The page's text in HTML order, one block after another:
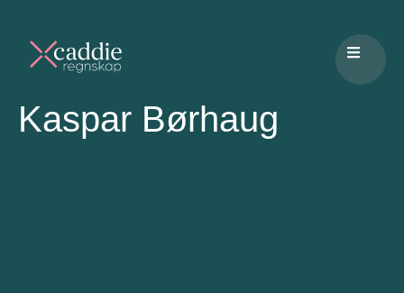
Kaspar Børhaug